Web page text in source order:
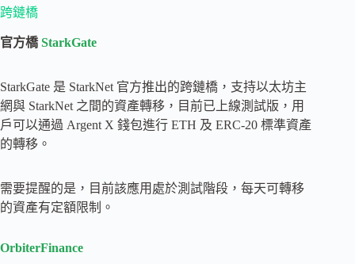
跨鏈橋
官方橋StarkGate
StarkGate 是 StarkNet 官方推出的跨鏈橋，支持以太坊主
網與 StarkNet 之間的資產轉移，目前已上線測試版，用
戶可以通過 Argent X 錢包進行 ETH 及 ERC-20 標準資產
的轉移。
需要提醒的是，目前該應用處於測試階段，每天可轉移
的資產有定額限制。
OrbiterFinance